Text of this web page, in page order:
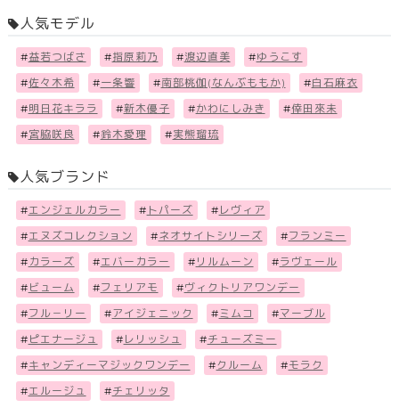
人気モデル
#益若つばさ #指原莉乃 #渡辺直美 #ゆうこす
#佐々木希 #一条響 #南部桃伽(なんぶももか) #白石麻衣
#明日花キララ #新木優子 #かわにしみき #倖田來未
#宮脇咲良 #鈴木愛理 #実熊瑠琉
人気ブランド
#エンジェルカラー # トパーズ # レヴィア
#エヌズコレクション #ネオサイトシリーズ #フランミー
# カラーズ #エバーカラー # リルムーン #ラヴェール
# ビューム #フェリアモ #ヴィクトリアワンデー
#フル－リー #アイジェニック #ミムコ #マーブル
# ピエナージュ # レリッシュ #チューズミー
#キャンディーマジックワンデー #クルーム #モラク
#エルージュ #チェリッタ